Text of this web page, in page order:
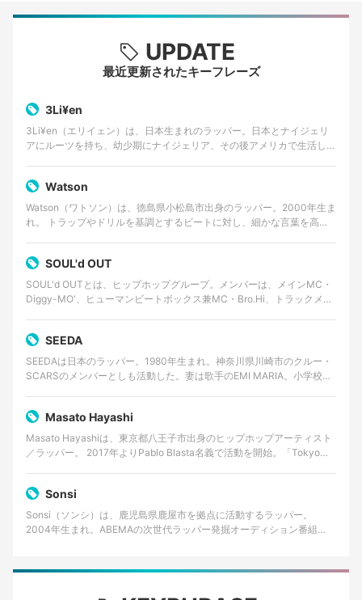
UPDATE
最近更新されたキーフレーズ
3Li¥en
3Li¥en（エリイェン）は、日本生まれのラッパー。日本とナイジェリ
アにルーツを持ち、幼少期にナイジェリア、その後アメリカで生活した
Watson
Watson（ワトソン）は、徳島県小松島市出身のラッパー。2000年生ま
れ。 トラップやドリルを基調とするビートに対し、細かな言葉を高速
SOUL'd OUT
SOUL'd OUTとは、ヒップホップグループ。メンバーは、メインMC・
Diggy-MO'、ヒューマンビートボックス兼MC・Bro.Hi、トラックメイ
SEEDA
SEEDAは日本のラッパー。1980年生まれ。神奈川県川崎市のクルー・
SCARSのメンバーとしも活動した。妻は歌手のEMI MARIA。小学校一
Masato Hayashi
Masato Hayashiは、東京都八王子市出身のヒップホップアーティスト
／ラッパー。 2017年よりPablo Blasta名義で活動を開始。「Tokyo
Sonsi
Sonsi（ソンシ）は、鹿児島県鹿屋市を拠点に活動するラッパー。
2004年生まれ。ABEMAの次世代ラッパー発掘オーディション番組